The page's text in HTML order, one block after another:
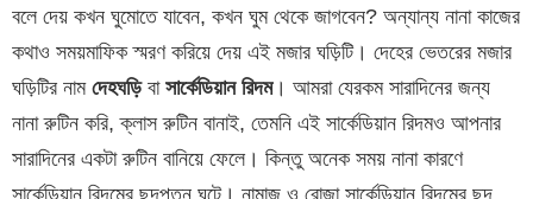
বলে দেয় কখন ঘুমোতে যাবেন, কখন ঘুম থেকে জাগবেন? অন্যান্য নানা কাজের
কথাও সময়মাফিক স্মরণ করিয়ে দেয় এই মজার ঘড়িটি। দেহের ভেতরের মজার
ঘড়িটির নাম দেহঘড়িবা সার্কেডিয়ান রিদম। আমরা যেরকম সারাদিনের জন্য
নানা রুটিন করি, ক্লাস রুটিন বানাই, তেমনি এই সার্কেডিয়ান রিদমও আপনার
সারাদিনের একটা রুটিন বানিয়ে ফেলে। কিন্তু অনেক সময় নানা কারণে